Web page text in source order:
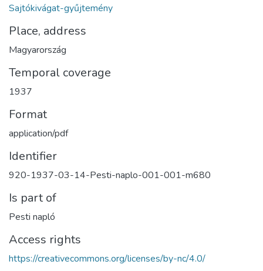
Sajtókivágat-gyűjtemény
Place, address
Magyarország
Temporal coverage
1937
Format
application/pdf
Identifier
920-1937-03-14-Pesti-naplo-001-001-m680
Is part of
Pesti napló
Access rights
https://creativecommons.org/licenses/by-nc/4.0/